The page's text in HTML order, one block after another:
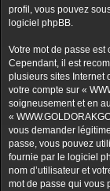
profil, vous pouvez
logiciel phpBB.
Votre mot de passe est
Cependant, il est
plusieurs sites Internet
votre compte sur «
soigneusement et en
«
vous demander
passe, vous pouvez
fournie par le logiciel
nom d’utilisateur et
mot de passe qui vous